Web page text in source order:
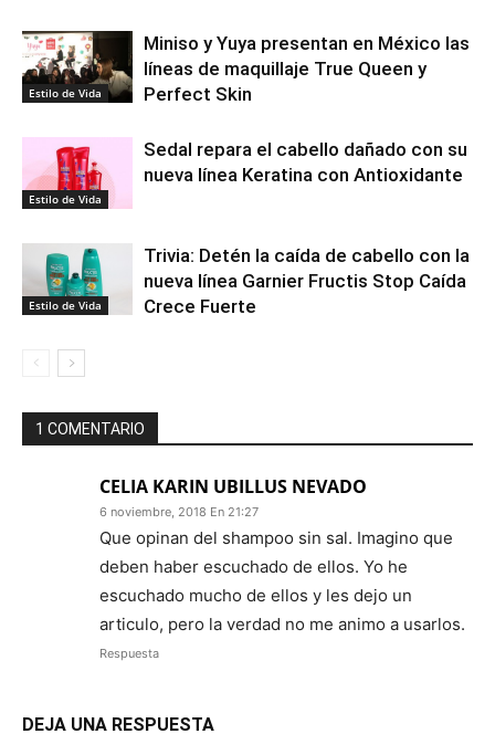
Estilo de Vida
Miniso y Yuya presentan en México las
líneas de maquillaje True Queen y
Perfect Skin
Estilo de Vida
Sedal repara el cabello dañado con su
nueva línea Keratina con Antioxidante
Estilo de Vida
Trivia: Detén la caída de cabello con la
nueva línea Garnier Fructis Stop Caída
Crece Fuerte
1 COMENTARIO
CELIA KARIN UBILLUS NEVADO
6 noviembre, 2018 En 21:27
Que opinan del shampoo sin sal. Imagino que
deben haber escuchado de ellos. Yo he
escuchado mucho de ellos y les dejo un
articulo, pero la verdad no me animo a usarlos.
Respuesta
DEJA UNA RESPUESTA